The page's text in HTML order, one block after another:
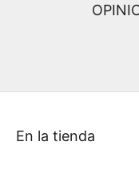
En la tienda